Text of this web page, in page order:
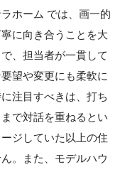
ホーム では、画一的
に向き合うことを大
、担当者が一貫して
望や変更にも柔軟に
注目すべきは、打ち
で対話を重ねるとい
ジしていた以上の住
。また、モデルハウ